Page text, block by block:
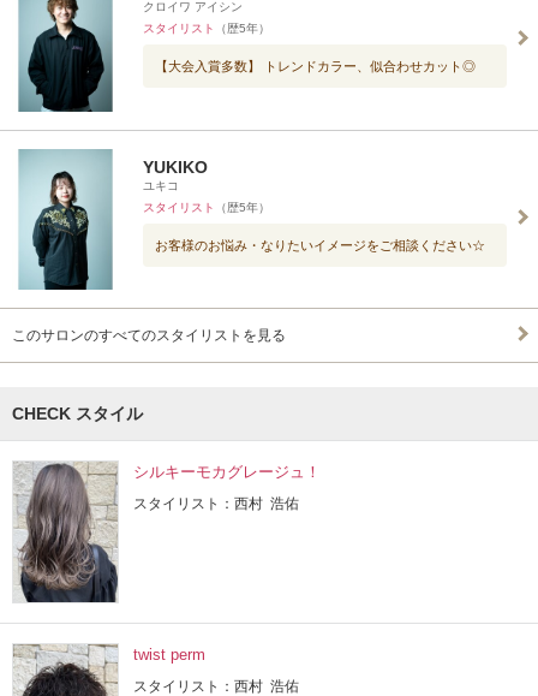
クロイワ アイシン
スタイリスト
（歴5年）
【大会入賞多数】 トレンドカラー、似合わせカット◎
YUKIKO
ユキコ
スタイリスト
（歴5年）
お客様のお悩み・なりたいイメージをご相談ください☆
このサロンのすべてのスタイリストを見る
CHECK スタイル
シルキーモカグレージュ！
スタイリスト：西村 浩佑
twist perm
スタイリスト：西村 浩佑